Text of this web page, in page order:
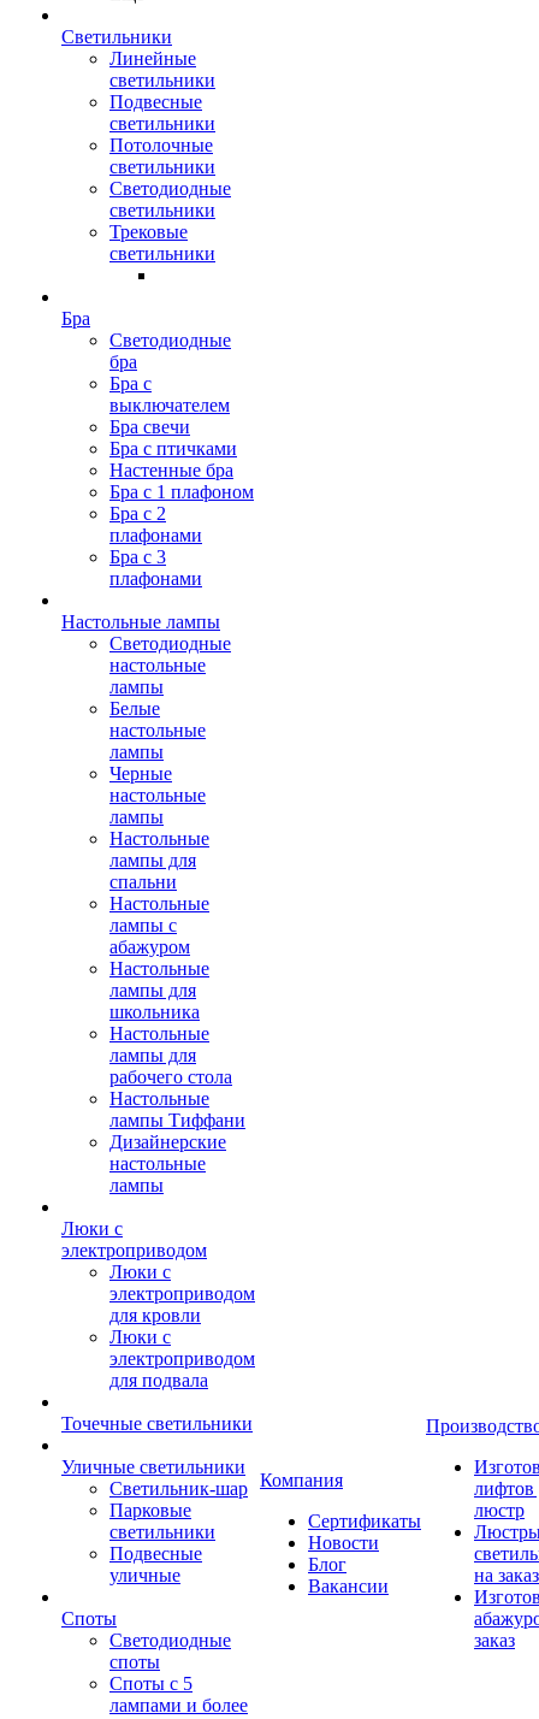
Светильники
Линейные
светильники
Подвесные
светильники
Потолочные
светильники
Светодиодные
светильники
Трековые
светильники
Бра
Светодиодные
бра
Бра с
выключателем
Бра свечи
Бра с птичками
Настенные бра
Бра с 1 плафоном
Бра с 2
плафонами
Бра с 3
плафонами
Настольные лампы
Светодиодные
настольные
лампы
Белые
настольные
лампы
Черные
настольные
лампы
Настольные
лампы для
спальни
Настольные
лампы с
абажуром
Настольные
лампы для
школьника
Настольные
лампы для
рабочего стола
Настольные
лампы Тиффани
Дизайнерские
настольные
лампы
Люки с
электроприводом
Люки с
электроприводом
для кровли
Люки с
электроприводом
для подвала
Точечные светильники
Уличные светильники
Светильник-шар
Парковые
светильники
Подвесные
уличные
Споты
Светодиодные
споты
Споты с 5
лампами и более
Компания
Сертификаты
Новости
Блог
Вакансии
лифтов
люстр
на заказ
заказ